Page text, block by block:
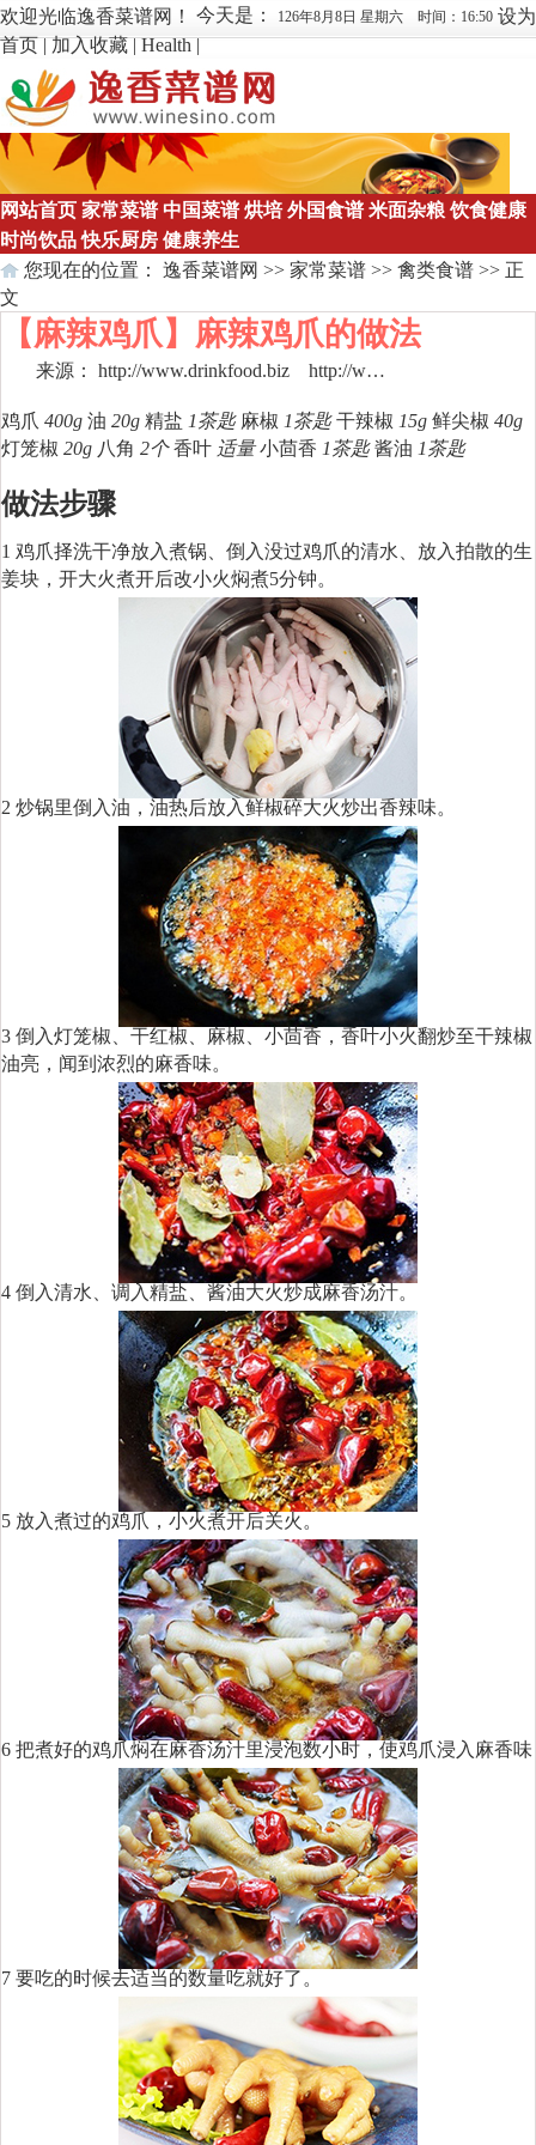
欢迎光临逸香菜谱网！ 今天是： 126年8月8日 星期六 时间：16:50 设为
首页|加入收藏|Health|
网站首页 家常菜谱 中国菜谱 烘培 外国食谱 米面杂粮 饮食健康
时尚饮品 快乐厨房 健康养生
您现在的位置： 逸香菜谱网 >> 家常菜谱 >> 禽类食谱 >> 正
文
【麻辣鸡爪】麻辣鸡爪的做法
来源： http://www.drinkfood.biz http://w…
鸡爪 400g 油 20g 精盐 1茶匙麻椒 1茶匙干辣椒 15g 鲜尖椒 40g
灯笼椒 20g 八角 2个香叶 适量小茴香 1茶匙酱油 1茶匙
做法步骤
1 鸡爪择洗干净放入煮锅、倒入没过鸡爪的清水、放入拍散的生
姜块，开大火煮开后改小火焖煮5分钟。
2 炒锅里倒入油，油热后放入鲜椒碎大火炒出香辣味。
3 倒入灯笼椒、干红椒、麻椒、小茴香，香叶小火翻炒至干辣椒
油亮，闻到浓烈的麻香味。
4 倒入清水、调入精盐、酱油大火炒成麻香汤汁。
5 放入煮过的鸡爪，小火煮开后关火。
6 把煮好的鸡爪焖在麻香汤汁里浸泡数小时，使鸡爪浸入麻香味
7 要吃的时候去适当的数量吃就好了。